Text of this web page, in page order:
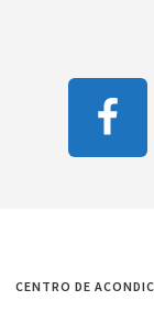
CENTRO DE